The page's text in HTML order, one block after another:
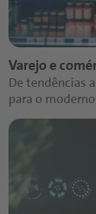
Varejo e
De tendências
para o